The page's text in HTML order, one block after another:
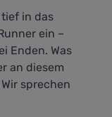
in das
ein –
Enden. Was
an diesem
sprechen